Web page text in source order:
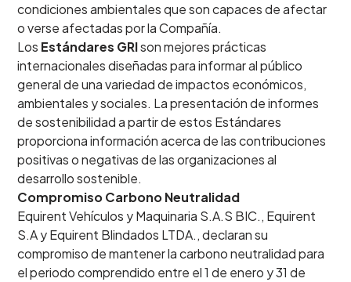
condiciones ambientales que son capaces de afectar
o verse afectadas por la Compañía.
Los Estándares GRIson mejores prácticas
internacionales diseñadas para informar al público
general de una variedad de impactos económicos,
ambientales y sociales. La presentación de informes
de sostenibilidad a partir de estos Estándares
proporciona información acerca de las contribuciones
positivas o negativas de las organizaciones al
desarrollo sostenible.
Compromiso Carbono Neutralidad
Equirent Vehículos y Maquinaria S.A.S BIC., Equirent
S.A y Equirent Blindados LTDA., declaran su
compromiso de mantener la carbono neutralidad para
el periodo comprendido entre el 1 de enero y 31 de